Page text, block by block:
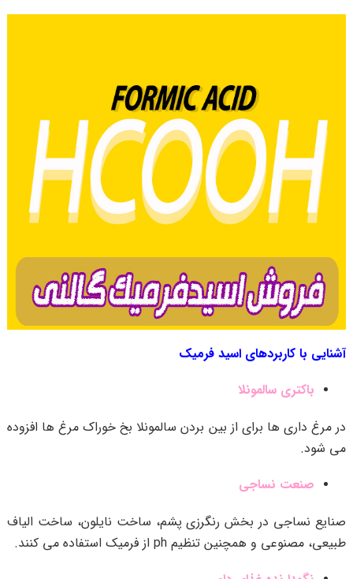
آشنایی با کاربردهای اسید فرمیک
باکتری سالمونلا
در مرغ داری ها برای از بین بردن سالمونلا بخ خوراک مرغ ها افزوده
می شود.
صنعت نساجی
صنایع نساجی در بخش رنگرزی پشم، ساخت نایلون، ساخت الیاف
طبیعی، مصنوعی و همچنین تنظیم ph از فرمیک استفاده می کنند.